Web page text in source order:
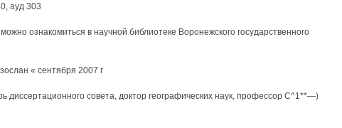
ауд 303
ознакомиться в научной библиотеке Воронежского государственного
« сентября 2007 г
диссертационного совета, доктор географических наук, профессор С^1**—)